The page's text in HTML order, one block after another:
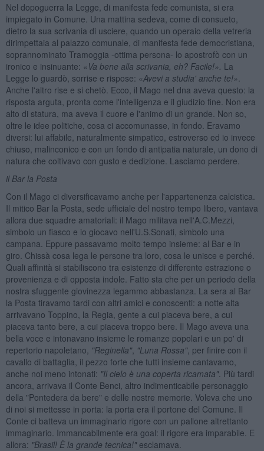
Nel dopoguerra la Legge, di manifesta fede comunista, si era
impiegato in Comune. Una mattina sedeva, come di consueto,
dietro la sua scrivania di usciere, quando un operaio della vetreria
dirimpettaia al palazzo comunale, di manifesta fede democristiana,
soprannominato Tramoggia -ottima persona- lo apostrofò con un
ironico e insinuante: « Va bene alla scrivania, eh? Facile!». La
Legge lo guardò, sorrise e rispose: «Avevi a studia' anche te!»
Anche l'altro rise e si chetò. Ecco, il Mago nel dna aveva questo: la
risposta arguta, pronta come l'intelligenza e il giudizio fine. Non era
alto di statura, ma aveva il cuore e l'animo di un grande. Non so,
oltre le idee politiche, cosa ci accomunasse, in fondo. Eravamo
diversi: lui affabile, naturalmente simpatico, estroverso ed io invece
chiuso, malinconico e con un fondo di antipatia naturale, un dono di
natura che coltivavo con gusto e dedizione. Lasciamo perdere.
il Bar la Posta
Con il Mago ci diversificavamo anche per l'appartenenza calcistica.
Il mitico Bar la Posta, sede ufficiale del nostro tempo libero, vantava
allora due squadre amatoriali: il Mago militava nell'A.C.Mezzi,
simbolo un fiasco e io giocavo nell'U.S.Sonati, simbolo una
campana. Eppure passavamo molto tempo insieme: al Bar e in
giro. Chissà cosa lega le persone tra loro, cosa le unisce e perché.
Quali affinità si stabiliscono tra esistenze di differente estrazione o
provenienza e di opposta indole. Fatto sta che per un periodo della
nostra sfuggente giovinezza legammo abbastanza. La sera al Bar
la Posta tiravamo tardi con altri amici e conoscenti: a notte alta
arrivavano Toppino, la Regia, gente a cui piaceva bere, a cui
piaceva tanto bere, a cui piaceva troppo bere. Il Mago aveva una
bella voce e intonavano insieme le romanze popolari e un po' di
repertorio napoletano, "Reginella", "Luna Rossa", per finire con il
cavallo di battaglia, il pezzo forte che tutti insieme cantavamo,
anche noi meno intonati: "Il cielo è una coperta ricamata". Più tardi
ancora, arrivava il Conte Benci, altro indimenticabile personaggio
della "Pontedera da bere" e delle nostre memorie. Voleva che uno
di noi si mettesse in porta: la porta era il portone del Comune. Il
Conte ci batteva un immaginario rigore con un pallone altrettanto
immaginario. Immancabilmente era goal: il rigore era imparabile. E
allora: "Brasil! È la grande tecnica!"esclamava.